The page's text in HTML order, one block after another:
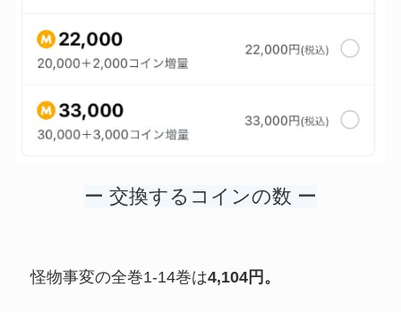
ー 交換するコインの数 ー
怪物事変の全巻1-14巻は4,104円。